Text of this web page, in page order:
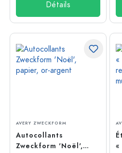
Détails
AVERY ZWECKFORM
Autocollants
Zweckform 'Noël',
«